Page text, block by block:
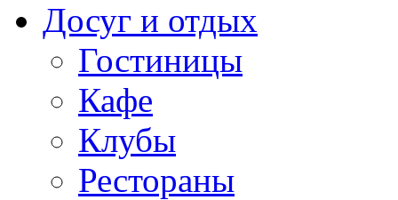
Досуг и отдых
Гостиницы
Кафе
Клубы
Рестораны